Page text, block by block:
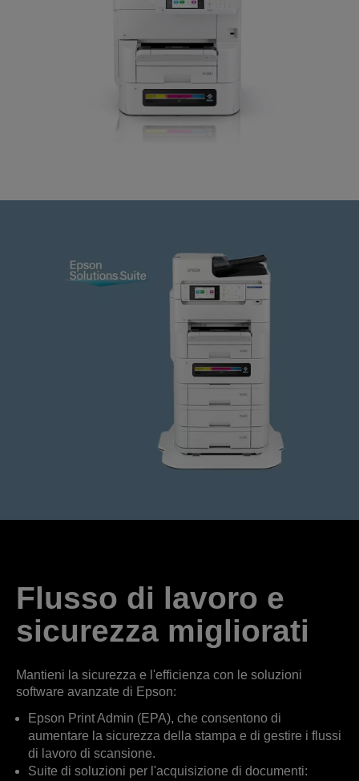
Flusso di lavoro e
sicurezza migliorati
Mantieni la sicurezza e l'efficienza con le soluzioni
software avanzate di Epson:
Epson Print Admin (EPA), che consentono di
aumentare la sicurezza della stampa e di gestire i flussi
di lavoro di scansione.
Suite di soluzioni per l'acquisizione di documenti: